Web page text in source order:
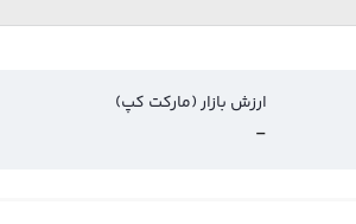
ارزش بازار (مارکت کپ)
-